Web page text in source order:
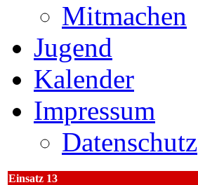
Mitmachen
Jugend
Kalender
Impressum
Datenschutz
Einsatz 13